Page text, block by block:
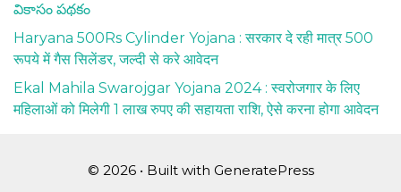
వికాసం పథకం
Haryana 500Rs Cylinder Yojana : सरकार दे रही मात्र 500
रूपये में गैस सिलेंडर, जल्दी से करे आवेदन
Ekal Mahila Swarojgar Yojana 2024 : स्वरोजगार के लिए
महिलाओं को मिलेगी 1 लाख रुपए की सहायता राशि, ऐसे करना होगा आवेदन
© 2026 • Built with GeneratePress